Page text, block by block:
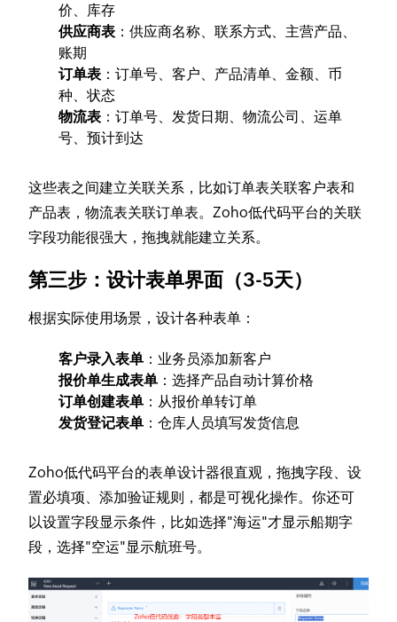
价、库存
供应商表 ：供应商名称、联系方式、主营产品、
账期
订单表 ：订单号、客户、产品清单、金额、币
种、状态
物流表 ：订单号、发货日期、物流公司、运单
号、预计到达
这些表之间建立关联关系，比如订单表关联客户表和
产品表，物流表关联订单表。Zoho低代码平台的关联
字段功能很强大，拖拽就能建立关系。
第三步：设计表单界面（3-5天）
根据实际使用场景，设计各种表单：
客户录入表单 ：业务员添加新客户
报价单生成表单 ：选择产品自动计算价格
订单创建表单 ：从报价单转订单
发货登记表单 ：仓库人员填写发货信息
Zoho低代码平台的表单设计器很直观，拖拽字段、设
置必填项、添加验证规则，都是可视化操作。你还可
以设置字段显示条件，比如选择"海运"才显示船期字
段，选择"空运"显示航班号。